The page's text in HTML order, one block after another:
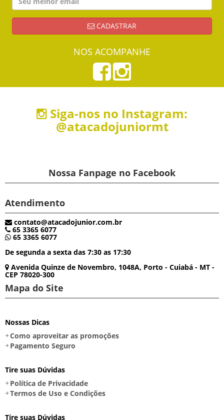
CADASTRAR
NOS ACOMPANHE
Siga-nos no Instagram:
@atacadojuniormt
Nossa Fanpage no Facebook
Atendimento
contato@atacadojunior.com.br
65 3365 6077
65 3365 6077
De segunda a sexta das 7:30 as 17:30
Avenida Quinze de Novembro, 1048A, Porto - Cuiabá - MT -
CEP 78020-300
Mapa do Site
Nossas Dicas
Como aproveitar as promoções
Pagamento Seguro
Tire suas Dúvidas
Política de Privacidade
Termos de Uso e Condições
Tire suas Dúvidas